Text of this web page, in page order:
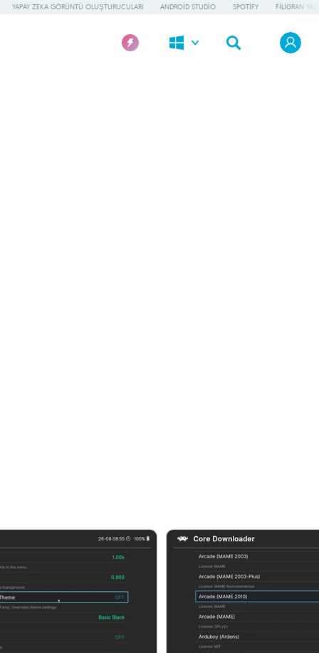
YAPAY ZEKA GÖRÜNTÜ OLUŞTURUCULARI ANDROID STUDIO SPOTIFY FILIGRAN